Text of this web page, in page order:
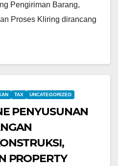
Pengiriman Barang,
Proses Kliring dirancang
TAX UNCATEGORIZED
PENYUSUNAN
PROPERTY